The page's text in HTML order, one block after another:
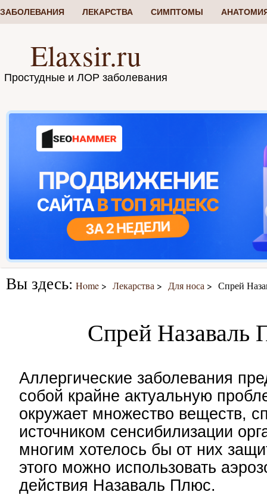
ЗАБОЛЕВАНИЯ ЛЕКАРСТВА СИМПТОМЫ
Elaxsir.ru
Простудные и ЛОР заболевания
Вы здесь: Home Лекарства Для носа Спрей
Спрей Назаваль
Аллергические заболевания
собой крайне актуальную
окружает множество веществ,
источником сенсибилизации
многим хотелось бы от них
этого можно использовать
действия Назаваль Плюс.